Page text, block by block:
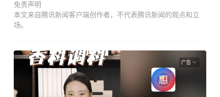
免责声明
本文来自腾讯新闻客户端创作者，不代表腾讯新闻的观点和立
场。
广告